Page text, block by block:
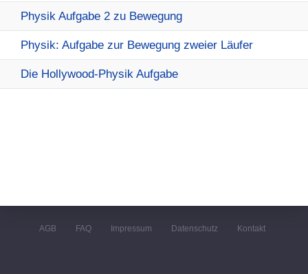
Physik Aufgabe 2 zu Bewegung
Physik: Aufgabe zur Bewegung zweier Läufer
Die Hollywood-Physik Aufgabe
AGB FAQ Impressum Datenschutz Kontakt